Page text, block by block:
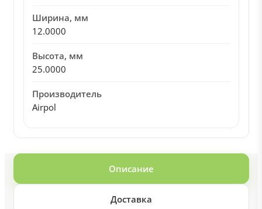
Ширина, мм
12.0000
Высота, мм
25.0000
Производитель
Airpol
Описание
Доставка